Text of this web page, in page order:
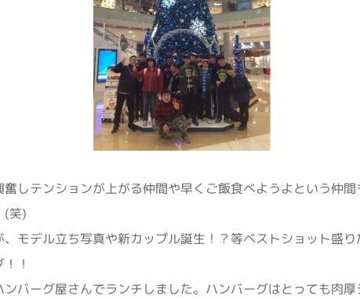
しテンションが上がる仲間や早くご飯食べようよという仲
(笑)
モデル立ち写真や新カップル誕生！？等ベストショット盛り
！
バーグ屋さんでランチしました。ハンバーグはとっても肉